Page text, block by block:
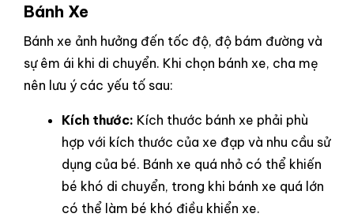
Bánh Xe
Bánh xe ảnh hưởng đến tốc độ, độ bám đường và
sự êm ái khi di chuyển. Khi chọn bánh xe, cha mẹ
nên lưu ý các yếu tố sau:
Kích thước: Kích thước bánh xe phải phù
hợp với kích thước của xe đạp và nhu cầu sử
dụng của bé. Bánh xe quá nhỏ có thể khiến
bé khó di chuyển, trong khi bánh xe quá lớn
có thể làm bé khó điều khiển xe.